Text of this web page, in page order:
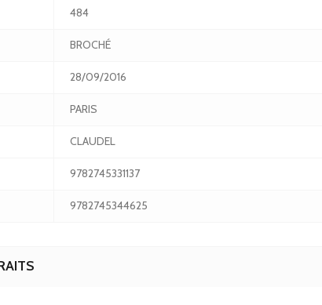
484
BROCHÉ
28/09/2016
PARIS
CLAUDEL
9782745331137
9782745344625